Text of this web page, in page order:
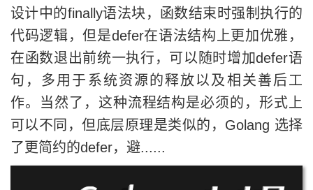
设计中的finally语法块，函数结束时强制执行的
代码逻辑，但是defer在语法结构上更加优雅，
在函数退出前统一执行，可以随时增加defer语
句，多用于系统资源的释放以及相关善后工
作。当然了，这种流程结构是必须的，形式上
可以不同，但底层原理是类似的，Golang 选择
了更简约的defer，避......